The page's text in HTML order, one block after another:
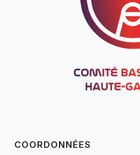
COORDONNÉES